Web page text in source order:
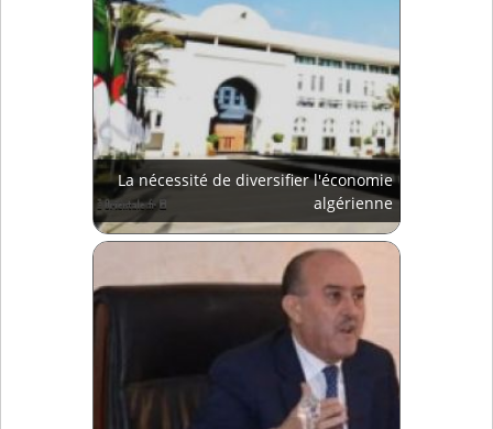
La nécessité de diversifier l'économie
algérienne